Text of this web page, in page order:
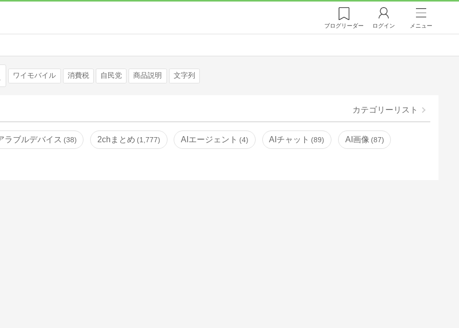
ブログリーダー ログイン メニュー
ワイモバイル 消費税 自民党 商品説明 文字列
カテゴリーリスト
ラブルデバイス 38 2chまとめ 1,777 AIエージェント 4 AIチャット 89 AI画像 87